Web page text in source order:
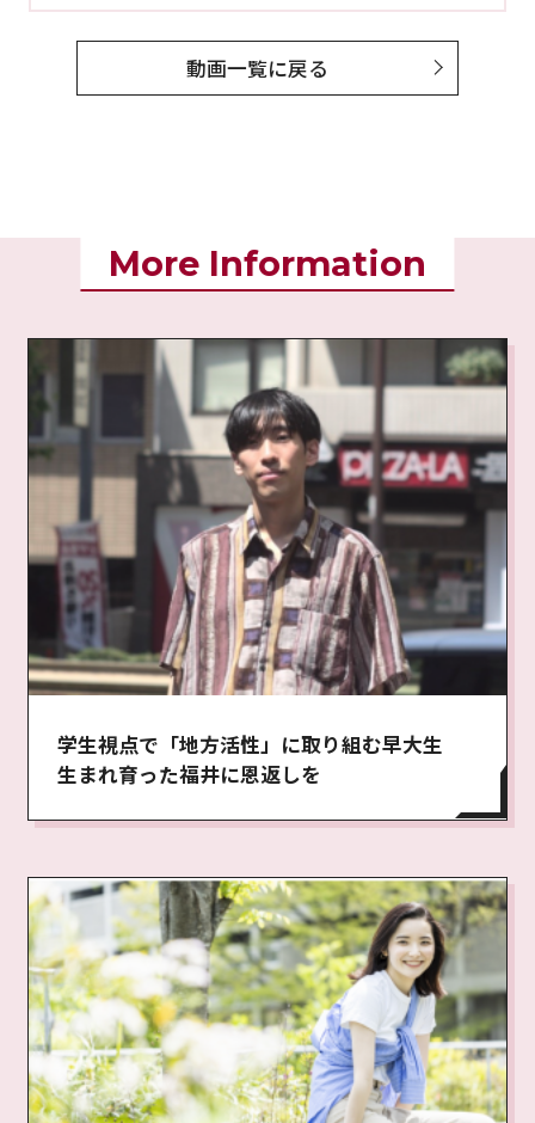
動画一覧に戻る
More Information
学生視点で「地方活性」に取り組む早大生
生まれ育った福井に恩返しを